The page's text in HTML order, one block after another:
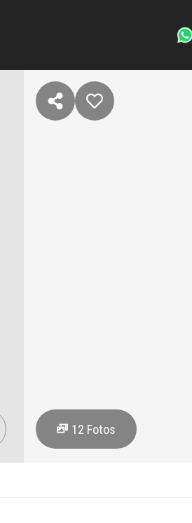
12 Fotos